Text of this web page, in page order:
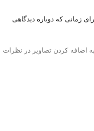
زمانی که دوباره دیدگاهی
اضافه کردن تصاویر در نظرات